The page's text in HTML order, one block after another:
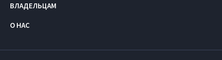
ВЛАДЕЛЬЦАМ
О НАС